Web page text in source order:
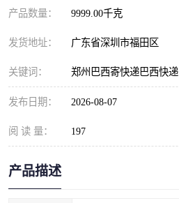
产品数量： 9999.00千克
发货地址： 广东省深圳市福田区
关键词： 郑州巴西寄快递巴西快递
发布日期： 2026-08-07
阅 读 量： 197
产品描述